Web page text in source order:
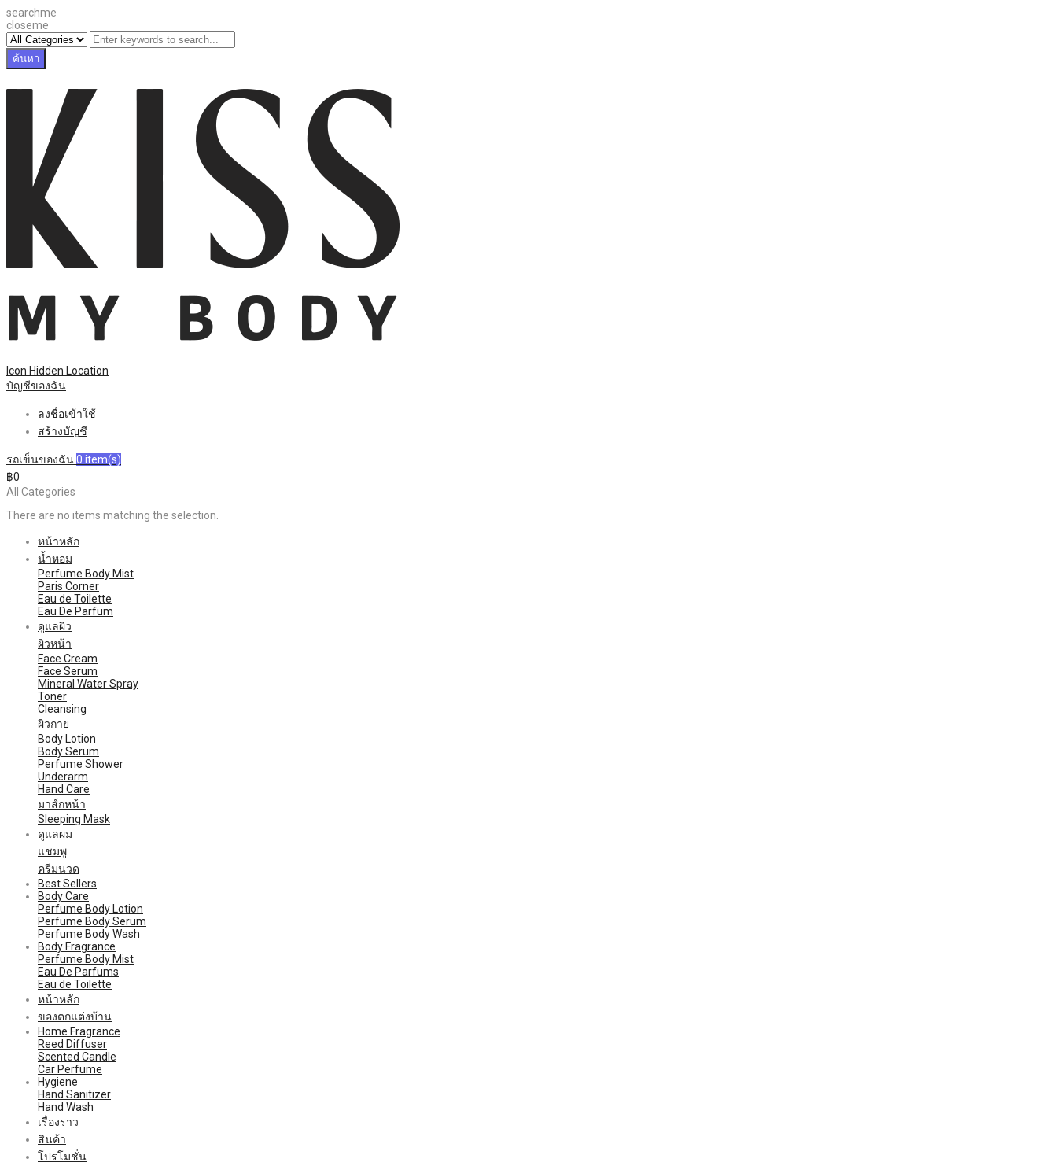
searchme
closeme
ค้นหา
Icon Hidden Location
บัญชีของฉัน
ลงชื่อเข้าใช้
สร้างบัญชี
รถเข็นของฉัน0 item(s)
฿0
All Categories
There are no items matching the selection.
หน้าหลัก
น้ำหอม
Perfume Body Mist
Paris Corner
Eau de Toilette
Eau De Parfum
ดูแลผิว
ผิวหน้า
Face Cream
Face Serum
Mineral Water Spray
Toner
Cleansing
ผิวกาย
Body Lotion
Body Serum
Perfume Shower
Underarm
Hand Care
มาส์กหน้า
Sleeping Mask
ดูแลผม
แชมพู
ครีมนวด
Best Sellers
Body Care
Perfume Body Lotion
Perfume Body Serum
Perfume Body Wash
Body Fragrance
Perfume Body Mist
Eau De Parfums
Eau de Toilette
หน้าหลัก
ของตกแต่งบ้าน
Home Fragrance
Reed Diffuser
Scented Candle
Car Perfume
Hygiene
Hand Sanitizer
Hand Wash
เรื่องราว
สินค้า
โปรโมชั่น